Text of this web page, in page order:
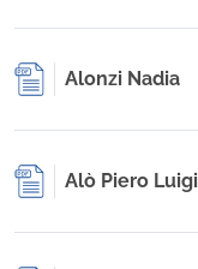
Alonzi Nadia
Alò Piero Luigi